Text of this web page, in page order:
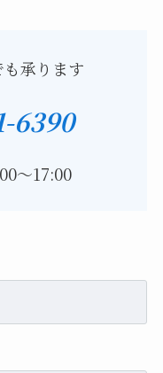
承ります
6390
～17:00